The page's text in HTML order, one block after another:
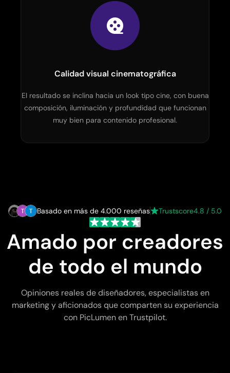
Calidad visual cinematográfica
El resultado se inclina hacia un look tipo cine, con buena
composición, iluminación y profundidad que funcionan
muy bien para contenido profesional.
Basado en más de 4.000 reseñas Trustscore4.8 / 5.0
Amado por creadores
de todo el mundo
Opiniones reales de diseñadores, especialistas en
marketing y aficionados que comparten su experiencia
con PicLumen en Trustpilot.